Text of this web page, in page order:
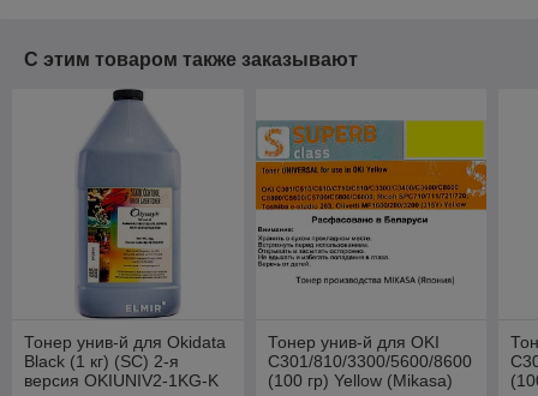
С этим товаром также заказывают
Тонер унив-й для Okidata
Black (1 кг) (SC) 2-я
версия OKIUNIV2-1KG-K
Тонер унив-й для OKI
C301/810/3300/5600/8600
(100 гр) Yellow (Mikasa)